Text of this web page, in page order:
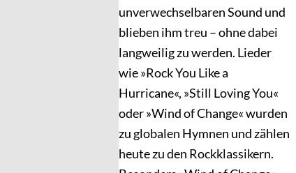
unverwechselbaren Sound und
blieben ihm treu – ohne dabei
langweilig zu werden. Lieder
wie »Rock You Like a
Hurricane«, »Still Loving You«
oder »Wind of Change« wurden
zu globalen Hymnen und zählen
heute zu den Rockklassikern.